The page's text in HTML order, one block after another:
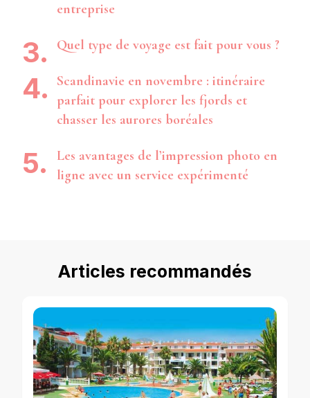
entreprise
Quel type de voyage est fait pour vous ?
Scandinavie en novembre : itinéraire
parfait pour explorer les fjords et
chasser les aurores boréales
Les avantages de l’impression photo en
ligne avec un service expérimenté
Articles recommandés